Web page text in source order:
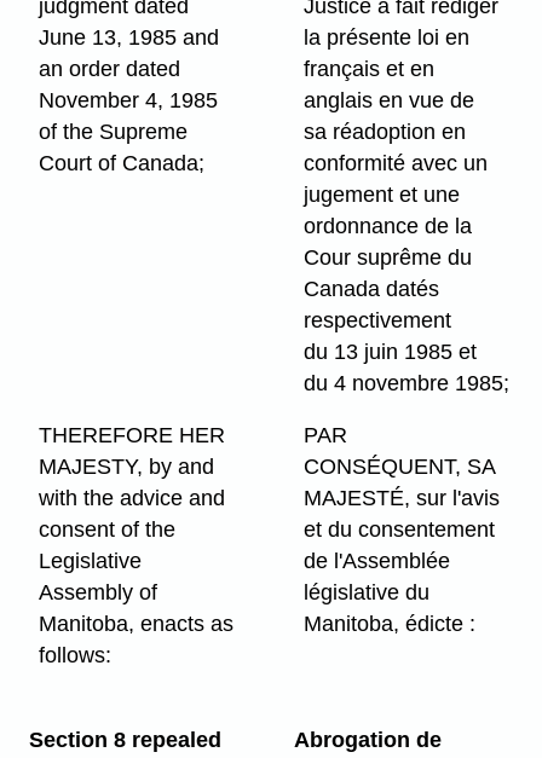
judgment dated
June 13, 1985 and
an order dated
November 4, 1985
of the Supreme
Court of Canada;
Justice a fait rédiger
la présente loi en
français et en
anglais en vue de
sa réadoption en
conformité avec un
jugement et une
ordonnance de la
Cour suprême du
Canada datés
respectivement
du 13 juin 1985 et
du 4 novembre 1985;
THEREFORE HER
MAJESTY, by and
with the advice and
consent of the
Legislative
Assembly of
Manitoba, enacts as
follows:
PAR
CONSÉQUENT, SA
MAJESTÉ, sur l'avis
et du consentement
de l'Assemblée
législative du
Manitoba, édicte :
Section 8 repealed
Abrogation de